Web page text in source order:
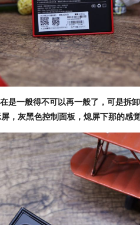
是一般得不可以再一般了，可是拆
，灰黑色控制面板，熄屏下那的感